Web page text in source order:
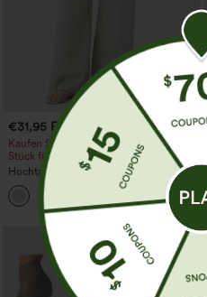
€31,95 EUR
€35,95 EUR
Kaufen Sie 2 Stück für 52,62 € oder 4
Stück für 105,24 €.
Hochtaillierte Hose mit Kordelzug und
Taschen, weitem Bein, lässig und locker
in Leinenoptik